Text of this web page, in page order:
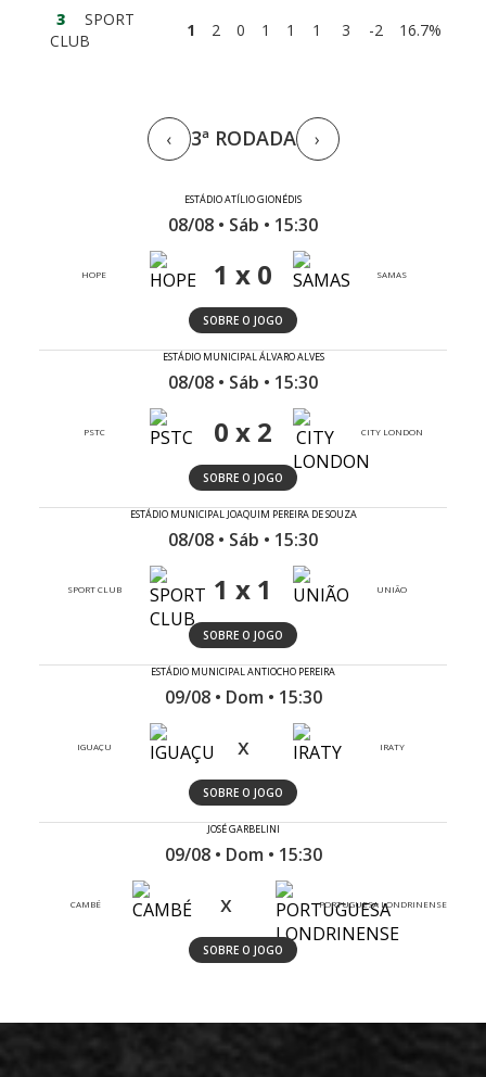
3
SPORT
CLUB
1 2 0 1 1 1 3 -2 16.7%
‹ 3ª RODADA ›
ESTÁDIO ATÍLIO GIONÉDIS
08/08 • Sáb • 15:30
HOPE 1 x 0 SAMAS
SOBRE O JOGO
ESTÁDIO MUNICIPAL ÁLVARO ALVES
08/08 • Sáb • 15:30
PSTC 0 x 2 CITY LONDON
SOBRE O JOGO
ESTÁDIO MUNICIPAL JOAQUIM PEREIRA DE SOUZA
08/08 • Sáb • 15:30
SPORT CLUB 1 x 1 UNIÃO
SOBRE O JOGO
ESTÁDIO MUNICIPAL ANTIOCHO PEREIRA
09/08 • Dom • 15:30
IGUAÇU x IRATY
SOBRE O JOGO
JOSÉ GARBELINI
09/08 • Dom • 15:30
CAMBÉ x PORTUGUESA LONDRINENSE
SOBRE O JOGO